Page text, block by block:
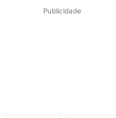
Publicidade